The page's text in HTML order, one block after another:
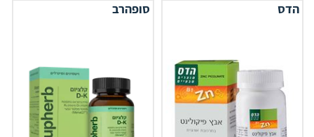
הדס סופהרב